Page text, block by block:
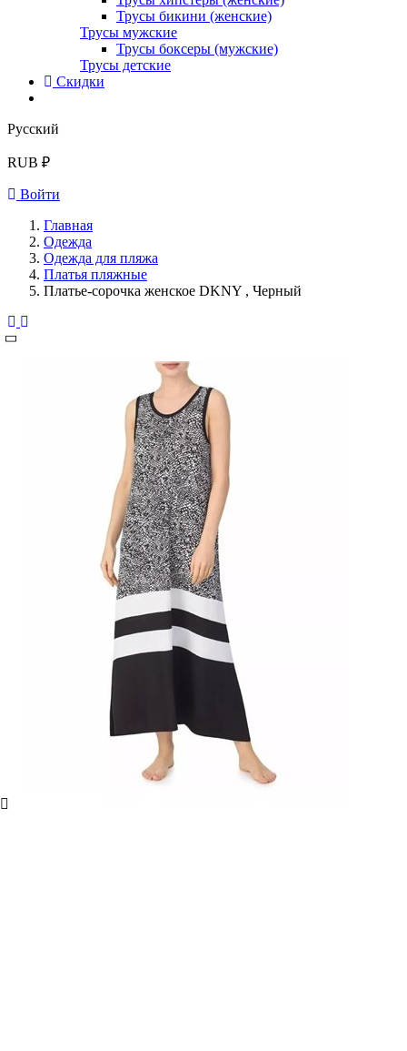
Трусы бикини (женские)
Трусы мужские
Трусы боксеры (мужские)
Трусы детские
Скидки
Русский
RUB ₽
Войти
Главная
Одежда
Одежда для пляжа
Платья пляжные
Платье-сорочка женское DKNY , Черный